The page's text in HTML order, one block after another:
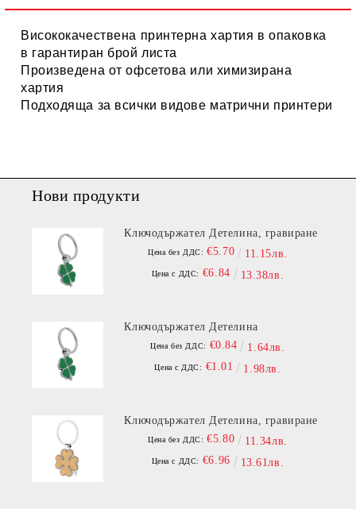
Висококачествена принтерна хартия в опаковка
в гарантиран брой листа
Произведена от офсетова или химизирана
хартия
Подходяща за всички видове матрични принтери
Нови продукти
Ключодържател Детелина, гравиране
Цена без ДДС: €5.70 11.15лв.
Цена с ДДС: €6.84 13.38лв.
Ключодържател Детелина
Цена без ДДС: €0.84 1.64лв.
Цена с ДДС: €1.01 1.98лв.
Ключодържател Детелина, гравиране
Цена без ДДС: €5.80 11.34лв.
Цена с ДДС: €6.96 13.61лв.